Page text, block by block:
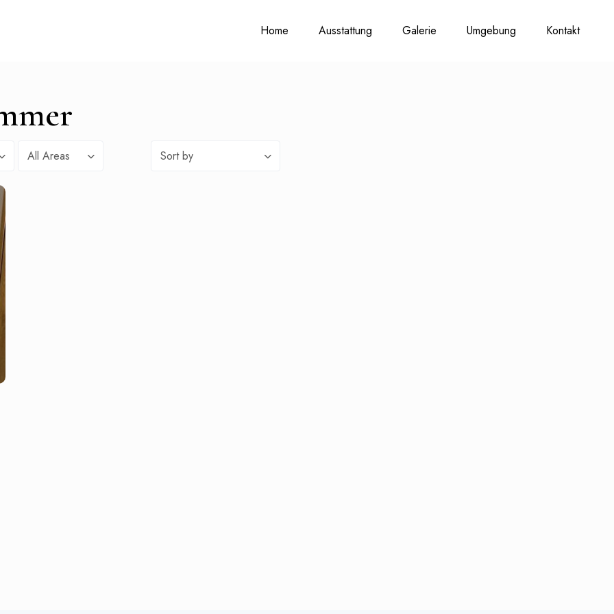
Home Ausstattung Galerie Umgebung Kontakt
All Areas Sort by